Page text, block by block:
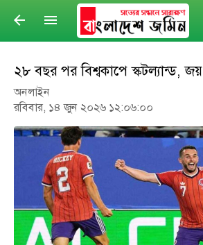
arrow_back menu
২৮ বছর পর বিশ্বকাপে স্কটল্যান্ড,
অনলাইন
রবিবার, ১৪ জুন ২০২৬ ১২:০৬:০০